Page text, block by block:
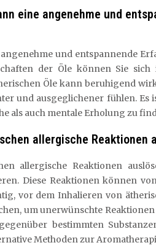
eine angenehme und
und entspannende
der Öle können Sie
Öle kann beruhigend
und ausgeglichener fühlen. Es
als auch mentale Erholung zu
allergische Reaktionen
allergische Reaktionen
Diese Reaktionen können
vor dem Inhalieren von
um unerwünschte
bestimmten
Methoden zur